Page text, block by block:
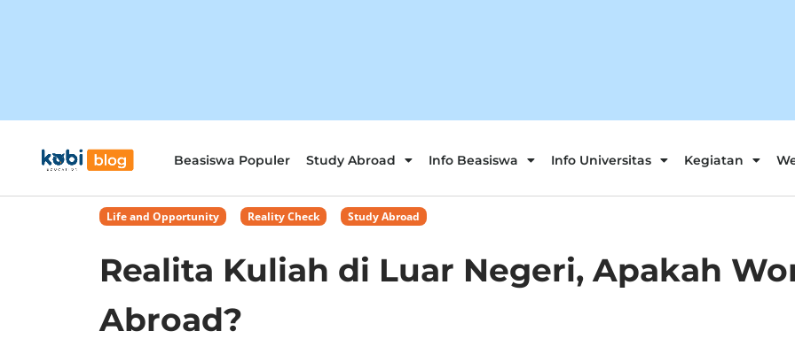
Beasiswa Populer Study Abroad Info Beasiswa Info Universitas Kegiatan
Life and Opportunity Reality Check Study Abroad
Realita Kuliah di Luar Negeri, Apakah
Abroad?